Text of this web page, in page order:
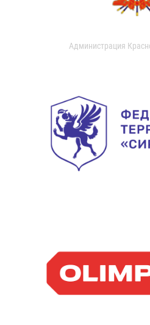
Администрация